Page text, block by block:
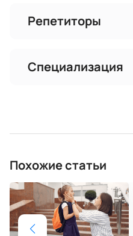
Репетиторы
Специализация
Похожие статьи